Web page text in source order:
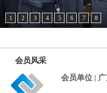
1 2 3 4 5 6 7 8
会员风采
会员单位 |